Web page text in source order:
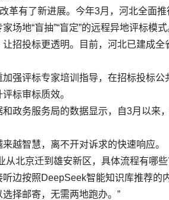
改革有了新进展。今年3月，河北全面
场地“盲抽”“盲定”的远程异地评标模式
让招投标更透明。目前，河北已建成
加强评标专家培训指导，在招标投标
标审标质效。
和政务服务局的数据显示，自3月以来
越智慧，离不开对诉求的快速响应。
从北京迁到雄安新区，具体流程有哪
听边按照DeepSeek智能知识库推荐的
择邮寄，无需两地跑办。”